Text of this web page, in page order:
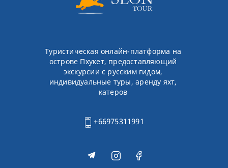
Туристическая онлайн-платформа на
острове Пхукет, предоставляющий
экскурсии с русским гидом,
индивидуальные туры, аренду яхт,
катеров
+66975311991